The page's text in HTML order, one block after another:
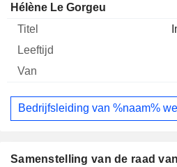
Hélène Le Gorgeu
Bedrijfsleiding van %naam%
Samenstelling van de raad